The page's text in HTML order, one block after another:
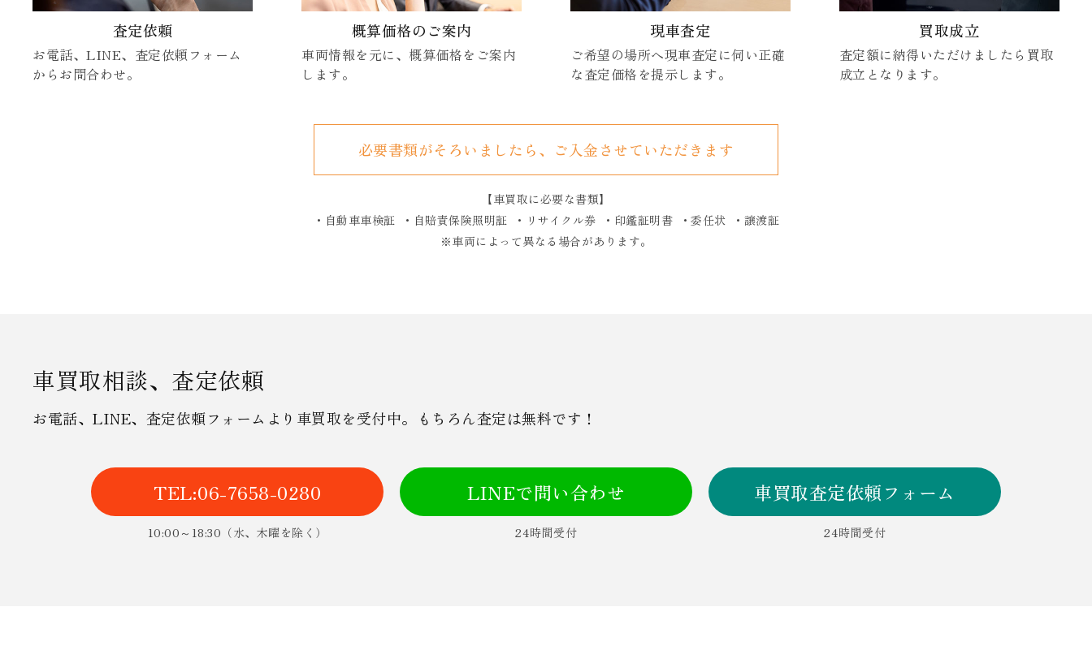
査定依頼
お電話、LINE、査定依頼フォーム
からお問合わせ。
概算価格のご案内
車両情報を元に、概算価格をご案内
します。
現車査定
ご希望の場所へ現車査定に伺い正確
な査定価格を提示します。
買取成立
査定額に納得いただけましたら買取
成立となります。
必要書類がそろいましたら、 ご入金させていただきます
【車買取に必要な書類】
・自動車車検証
・自賠責保険照明証 ・リサイクル券 ・印鑑証明書 ・委任状
・譲渡証
※車両によって異なる場合があります。
車買取相談、査定依頼
お電話、LINE、査定依頼フォームより車買取を受付中。もちろん査定は無料です！
TEL:06-7658-0280
10:00～18:30（水、木曜を除く）
LINEで問い合わせ
24時間受付
車買取査定依頼フォーム
24時間受付